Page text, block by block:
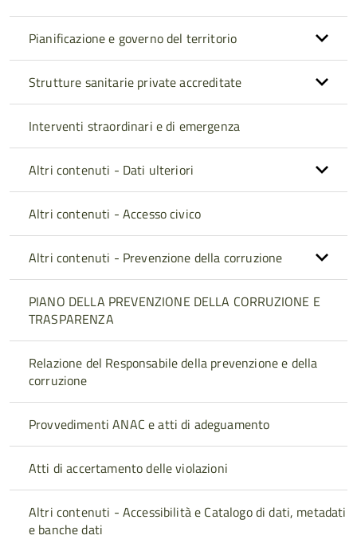
Pianificazione e governo del territorio
Strutture sanitarie private accreditate
Interventi straordinari e di emergenza
Altri contenuti - Dati ulteriori
Altri contenuti - Accesso civico
Altri contenuti - Prevenzione della corruzione
PIANO DELLA PREVENZIONE DELLA CORRUZIONE E
TRASPARENZA
Relazione del Responsabile della prevenzione e della
corruzione
Provvedimenti ANAC e atti di adeguamento
Atti di accertamento delle violazioni
Altri contenuti - Accessibilità e Catalogo di dati, metadati
e banche dati